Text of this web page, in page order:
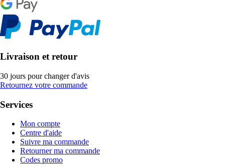
Livraison et retour
30 jours pour changer d'avis
Retournez votre commande
Services
Mon compte
Centre d'aide
Suivre ma commande
Retourner ma commande
Codes promo